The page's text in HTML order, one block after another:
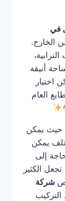
في
الخارج.
أنيقة
اختيار
العام
حيث يمكن
يمكن
إلى
الكثير
شركة
التركيب